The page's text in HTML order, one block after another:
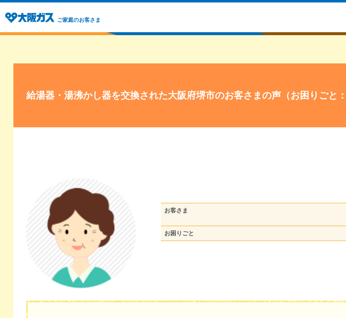
ご家庭のお客さま
給湯器・湯沸かし器を交換された大阪府堺市のお客さまの声（お困りごと：
お客さま
お困りごと